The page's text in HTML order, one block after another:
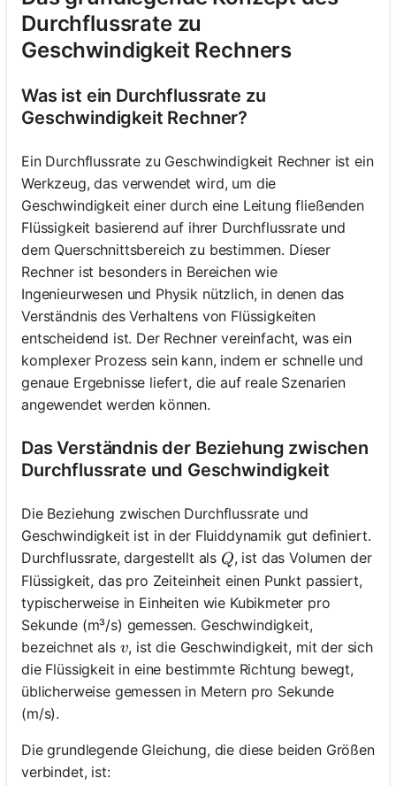
Durchflussrate zu
Geschwindigkeit Rechners
Was ist ein Durchflussrate zu
Geschwindigkeit Rechner?
Ein Durchflussrate zu Geschwindigkeit Rechner ist ein
Werkzeug, das verwendet wird, um die
Geschwindigkeit einer durch eine Leitung fließenden
Flüssigkeit basierend auf ihrer Durchflussrate und
dem Querschnittsbereich zu bestimmen. Dieser
Rechner ist besonders in Bereichen wie
Ingenieurwesen und Physik nützlich, in denen das
Verständnis des Verhaltens von Flüssigkeiten
entscheidend ist. Der Rechner vereinfacht, was ein
komplexer Prozess sein kann, indem er schnelle und
genaue Ergebnisse liefert, die auf reale Szenarien
angewendet werden können.
Das Verständnis der Beziehung zwischen
Durchflussrate und Geschwindigkeit
Die Beziehung zwischen Durchflussrate und
Geschwindigkeit ist in der Fluiddynamik gut definiert.
Durchflussrate, dargestellt als Q
Q, ist das Volumen der
Flüssigkeit, das pro Zeiteinheit einen Punkt passiert,
typischerweise in Einheiten wie Kubikmeter pro
Sekunde (m³/s) gemessen. Geschwindigkeit,
bezeichnet als v
v, ist die Geschwindigkeit, mit der sich
die Flüssigkeit in eine bestimmte Richtung bewegt,
üblicherweise gemessen in Metern pro Sekunde
(m/s).
Die grundlegende Gleichung, die diese beiden Größen
verbindet, ist: